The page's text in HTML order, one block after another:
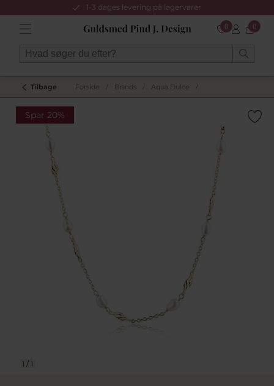
1-3 dages levering på lagervarer
0 0
Tilbage Forside Brands Aqua Dulce
Spar 20%
1 / 1